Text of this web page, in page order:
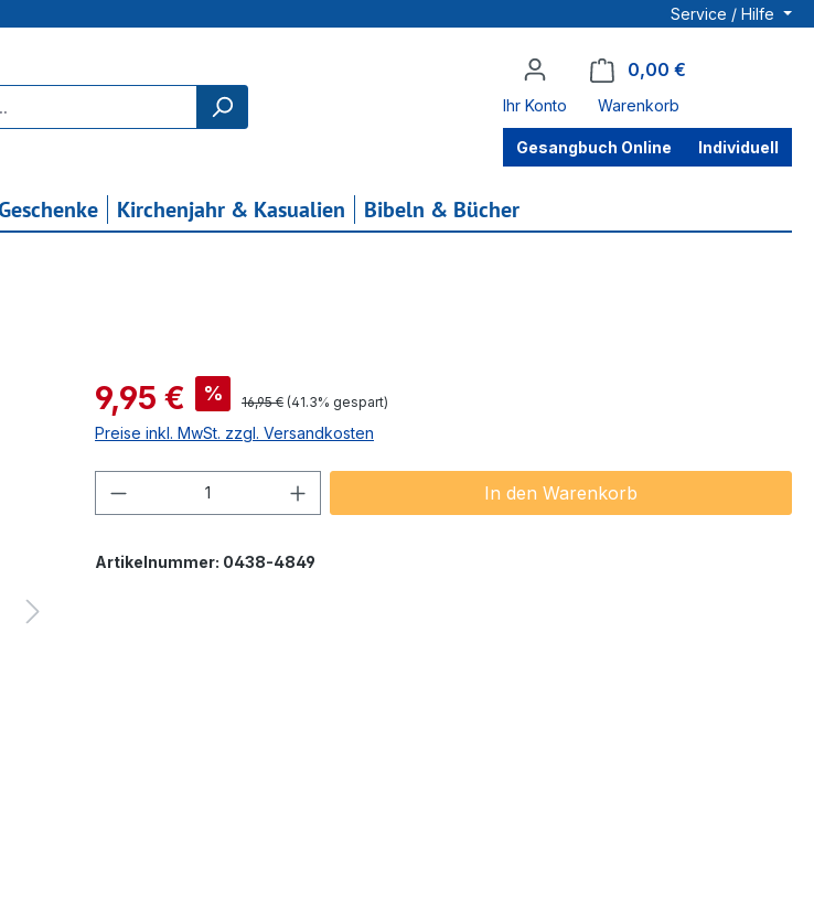
Service / Hilfe
Ihr Konto
0,00 €
Warenkorb
Gesangbuch Online Individuell
Kirchenjahr & Kasualien Bibeln & Bücher
Verkaufspreis:
9,95 € % Regulärer Preis:
16,95 € (41.3% gespart)
Preise inkl. MwSt. zzgl. Versandkosten
Produkt Anzahl: Gib den gewünschten Wert ein oder
In den Warenkorb
Artikelnummer: 0438-4849